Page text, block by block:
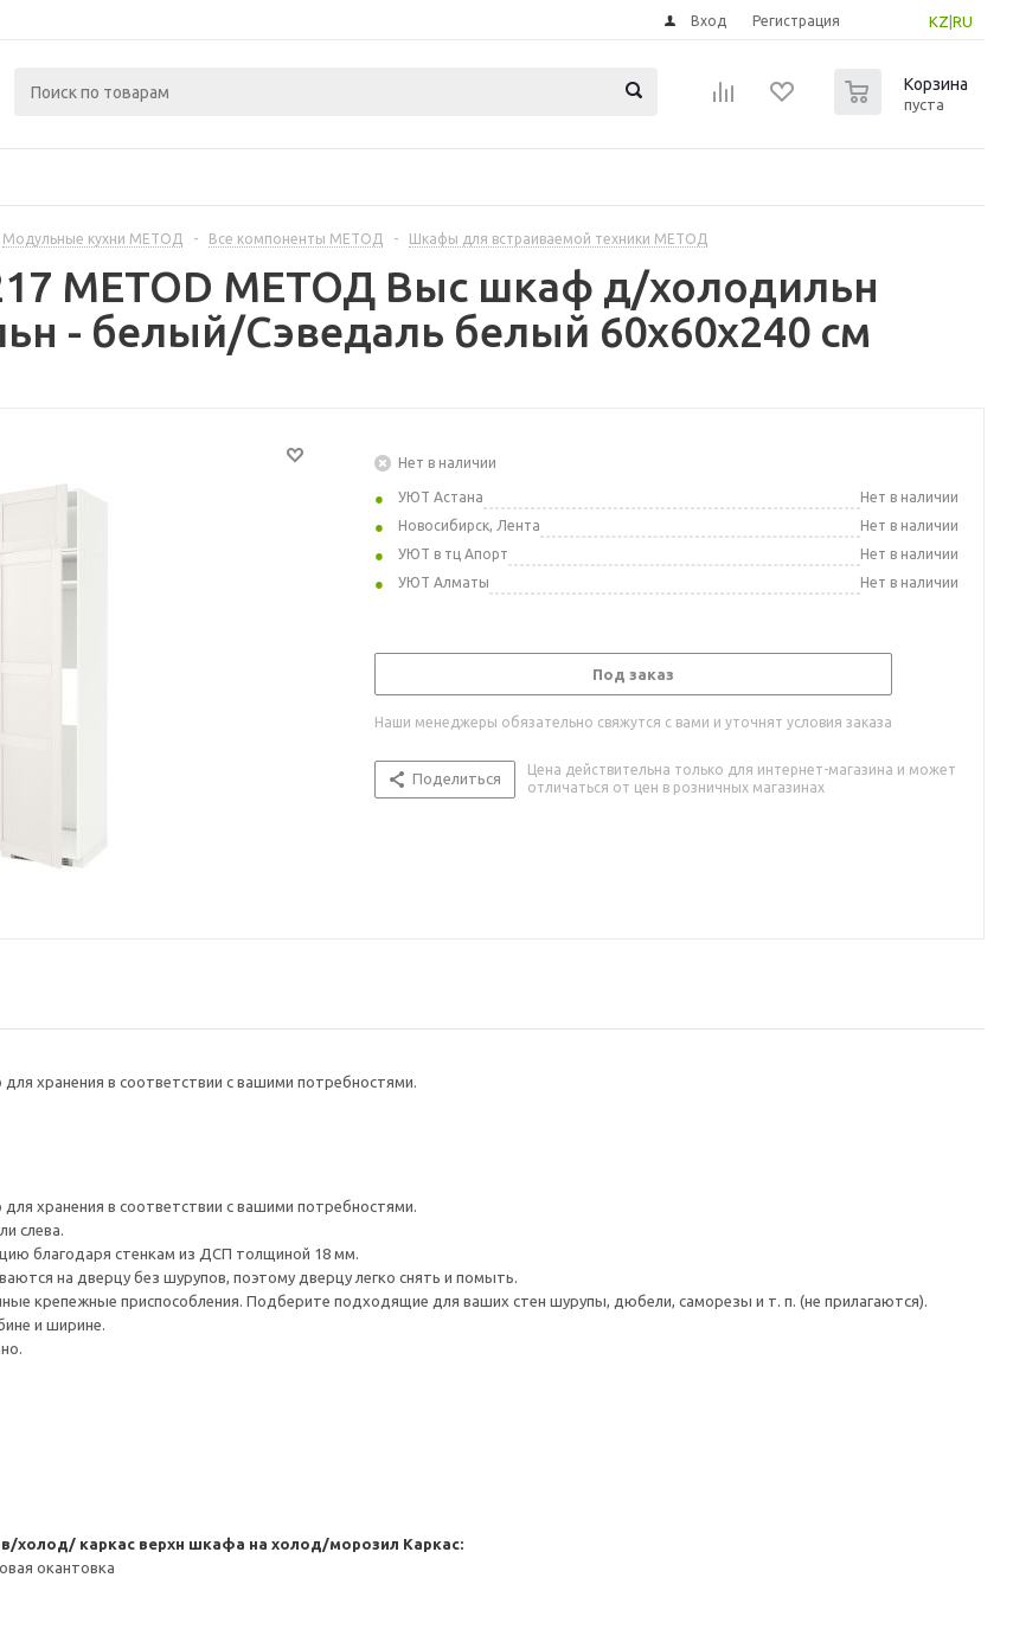
KZ RU
Вход Регистрация
Корзина
пуста
Модульные кухни МЕТОД - Все компоненты МЕТОД - Шкафы для встраиваемой техники МЕТОД
METOD МЕТОД Выс шкаф д/холодильн
- белый/Сэведаль белый 60x60x240 см
Нет в наличии
УЮТ Астана
Нет в наличии
Новосибирск, Лента
Нет в наличии
УЮТ в тц Апорт
Нет в наличии
УЮТ Алматы
Нет в наличии
Под заказ
Наши менеджеры обязательно свяжутся с вами и уточнят условия заказа
Поделиться
Цена действительна только для интернет-магазина и может
отличаться от цен в розничных магазинах
хранения в соответствии с вашими потребностями.
хранения в соответствии с вашими потребностями.
слева.
благодаря стенкам из ДСП толщиной 18 мм.
на дверцу без шурупов, поэтому дверцу легко снять и помыть.
крепежные приспособления. Подберите подходящие для ваших стен шурупы, дюбели, саморезы и т. п. (не прилагаются).
и ширине.
холод/ каркас верхн шкафа на холод/морозил Каркас:
окантовка